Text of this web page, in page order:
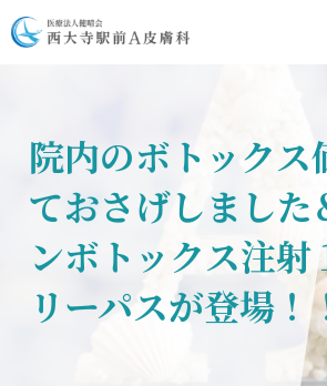
院内のボトックス
ておさげしました
ンボトックス注射
リーパスが登場！